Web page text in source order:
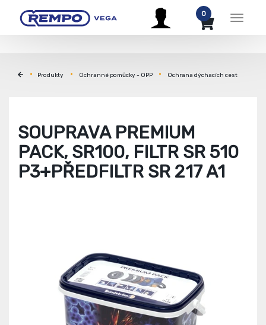
Menu
0
Produkty Ochranné pomůcky - OPP Ochrana dýchacích cest
SOUPRAVA PREMIUM
PACK, SR100, FILTR SR 510
P3+PŘEDFILTR SR 217 A1